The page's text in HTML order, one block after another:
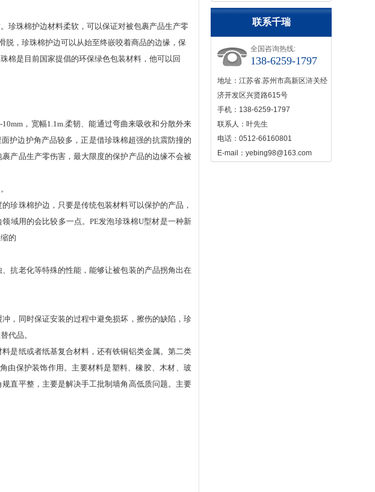
联系千瑞
全国咨询热线:
138-6259-1797
地址：江苏省.苏州市高新区浒关经
济开发区兴贤路615号
手机：138-6259-1797
联系人：叶先生
电话：0512-66160801
E-mail：yebing98@163.com
珠棉护边材料柔软，可以保证对被包裹产品生产零
脱，珍珠棉护边可以从始至终嵌咬着商品的边缘，保
棉是目前国家提倡的环保绿色包装材料，他可以回
，宽幅1.1m.柔韧、能通过弯曲来吸收和分散外来
护边护角产品较多，正是借珍珠棉超强的抗震防撞的
产品生产零伤害，最大限度的保护产品的边缘不会被
珍珠棉护边，只要是传统包装材料可以保护的产品，
域用的会比较多一点。PE发泡珍珠棉U型材是一种新
的
抗老化等特殊的性能，能够让被包装的产品拐角出在
，同时保证安装的过程中避免损坏，擦伤的缺陷，珍
代品。
是纸或者纸基复合材料，还有铁铜铝类金属。第二类
由保护装饰作用。主要材料是塑料、橡胶、木材、玻
直平整，主要是解决手工批制墙角高低质问题。主要